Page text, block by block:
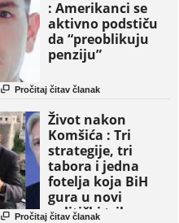
: Amerikanci se
aktivno podstiču
da “preoblikuju
penziju”
 Pročitaj čitav članak
Život nakon
Komšića : Tri
strategije, tri
tabora i jedna
fotelja koja BiH
gura u novi
politički triler
 Pročitaj čitav članak